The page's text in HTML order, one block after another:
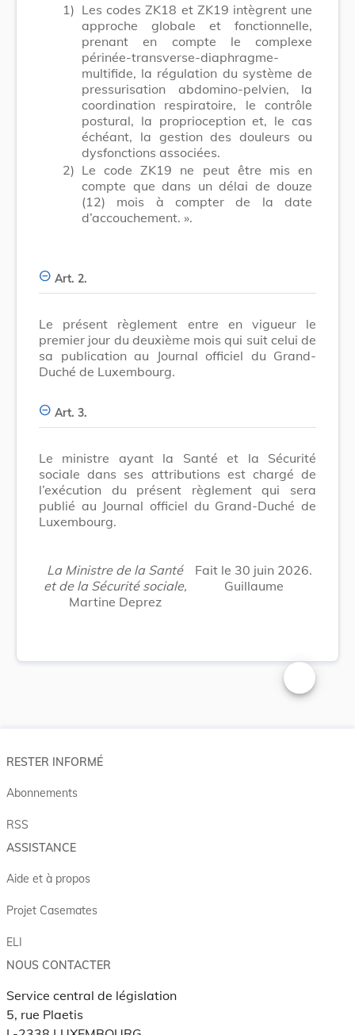
1) Les codes ZK18 et ZK19 intègrent une
approche globale et fonctionnelle,
prenant en compte le complexe
périnée-transverse-diaphragme-
multifide, la régulation du système de
pressurisation abdomino-pelvien, la
coordination respiratoire, le contrôle
postural, la proprioception et, le cas
échéant, la gestion des douleurs ou
dysfonctions associées.
2) Le code ZK19 ne peut être mis en
compte que dans un délai de douze
(12) mois à compter de la date
d’accouchement. ».
Art. 2.
Le présent règlement entre en vigueur le
premier jour du deuxième mois qui suit celui de
sa publication au Journal officiel du Grand-
Duché de Luxembourg.
Art. 3.
Le ministre ayant la Santé et la Sécurité
sociale dans ses attributions est chargé de
l’exécution du présent règlement qui sera
publié au Journal officiel du Grand-Duché de
Luxembourg.
La Ministre de la Santé
et de la Sécurité sociale,
Martine Deprez
Fait le 30 juin 2026.
Guillaume
Changer la
RESTER INFORMÉ
Abonnements
RSS
ASSISTANCE
Aide et à propos
Projet Casemates
ELI
NOUS CONTACTER
Service central de législation
5, rue Plaetis